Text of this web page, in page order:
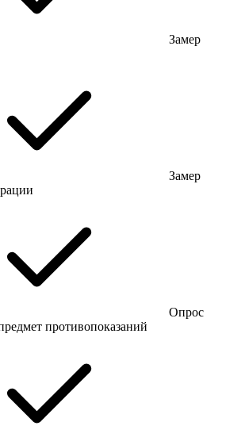
Замер
Замер
Опрос
противопоказаний